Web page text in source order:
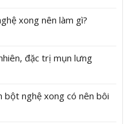
xong nên làm gì?
đặc trị mụn lưng
nghệ xong có nên bôi